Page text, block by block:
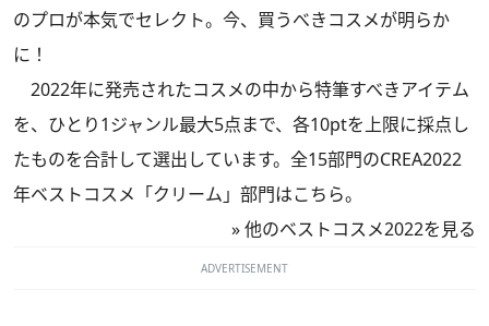
のプロが本気でセレクト。今、買うべきコスメが明らか
に！
2022年に発売されたコスメの中から特筆すべきアイテム
を、ひとり1ジャンル最大5点まで、各10ptを上限に採点し
たものを合計して選出しています。全15部門のCREA2022
年ベストコスメ「クリーム」部門はこちら。
»他のベストコスメ2022を見る
ADVERTISEMENT